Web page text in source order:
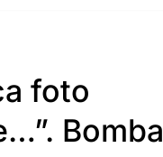
foto
Bomba